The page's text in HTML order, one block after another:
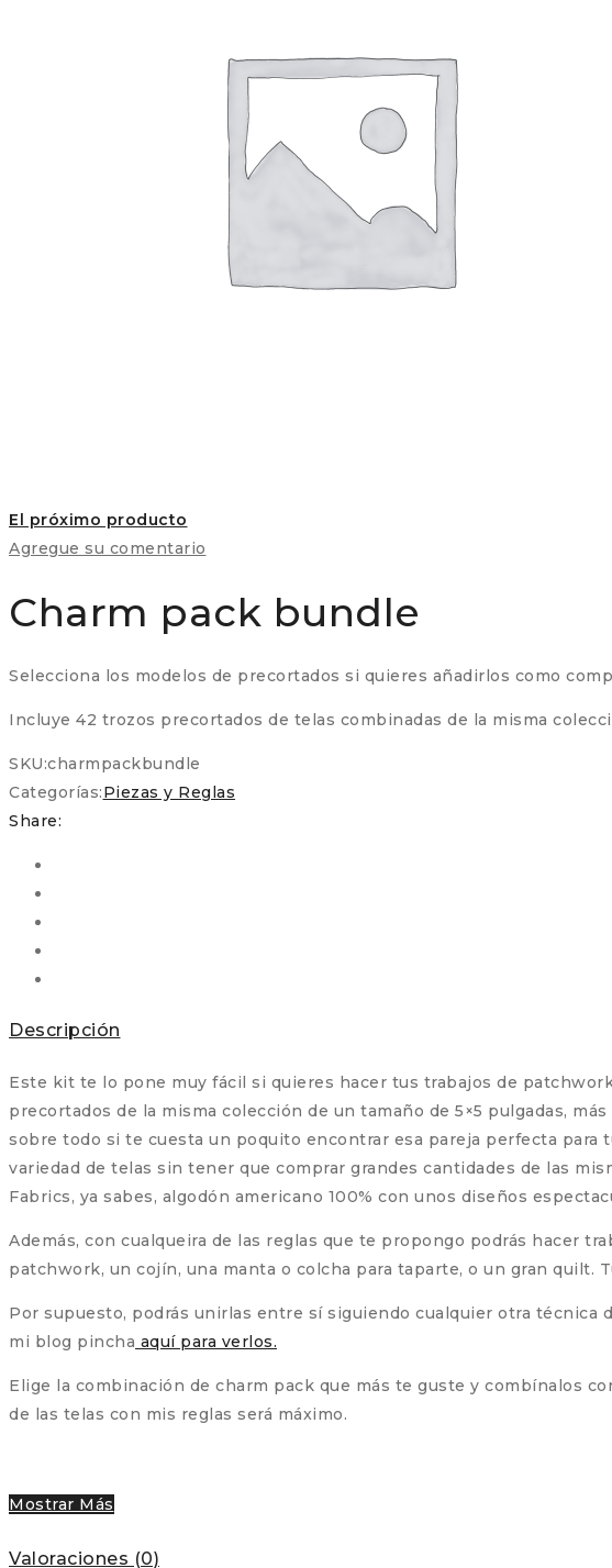
El próximo producto
Agregue su comentario
Charm pack bundle
Selecciona los modelos de precortados si quieres añadirlos como
Incluye 42 trozos precortados de telas combinadas de la misma
SKU:charmpackbundle
Categorías:Piezas y Reglas
Share:
Descripción
Este kit te lo pone muy fácil si quieres hacer tus trabajos de
precortados de la misma colección de un tamaño de 5×5 pulgadas,
sobre todo si te cuesta un poquito encontrar esa pareja perfecta para
variedad de telas sin tener que comprar grandes cantidades de las
Fabrics, ya sabes, algodón americano 100% con unos diseños
Además, con cualqueira de las reglas que te propongo podrás hacer
patchwork, un cojín, una manta o colcha para taparte, o un gran quilt.
Por supuesto, podrás unirlas entre sí siguiendo cualquier otra
mi blog pincha aquí para verlos.
Elige la combinación de charm pack que más te guste y combínalos
de las telas con mis reglas será máximo.
Mostrar Más
Valoraciones (0)